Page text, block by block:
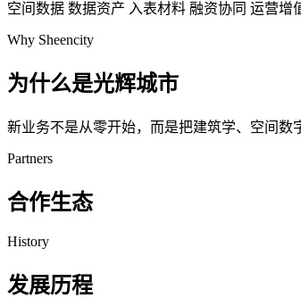
空间数据 数据资产 入表材料 融资协同 运营增
Why Sheencity
为什么是光辉城市
新业务不是从零开始，而是把建筑学、空间数
Partners
合作生态
History
发展历程